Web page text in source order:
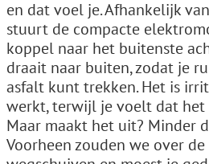
en dat voel je. Afhankelijk
stuurt de compacte
koppel naar het buitenste
draait naar buiten, zodat je
asfalt kunt trekken. Het is
werkt, terwijl je voelt dat het
Maar maakt het uit? Minder
Voorheen zouden we over